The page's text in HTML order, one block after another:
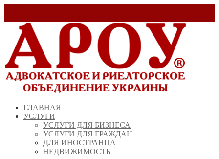
ГЛАВНАЯ
УСЛУГИ
УСЛУГИ ДЛЯ БИЗНЕСА
УСЛУГИ ДЛЯ ГРАЖДАН
ДЛЯ ИНОСТРАНЦА
НЕДВИЖИМОСТЬ